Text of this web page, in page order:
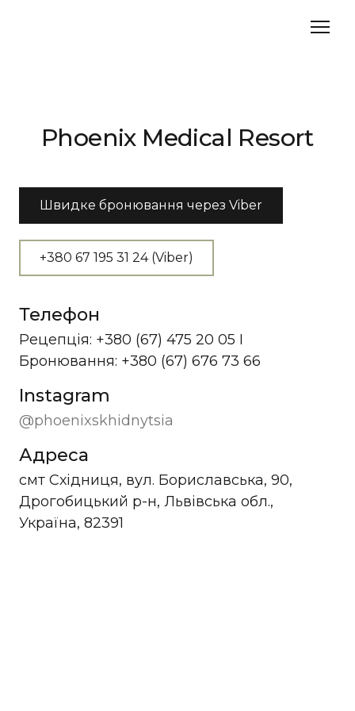
Phoenix Medical Resort
Швидке бронювання через Viber
+380 67 195 31 24 (Viber)
Телефон
Рецепція: +380 (67) 475 20 05 І
Бронювання: +380 (67) 676 73 66
Instagram
@phoenixskhidnytsia
Адреса
смт Східниця, вул. Бориславська, 90,
Дрогобицький р-н, Львівська обл.,
Україна, 82391